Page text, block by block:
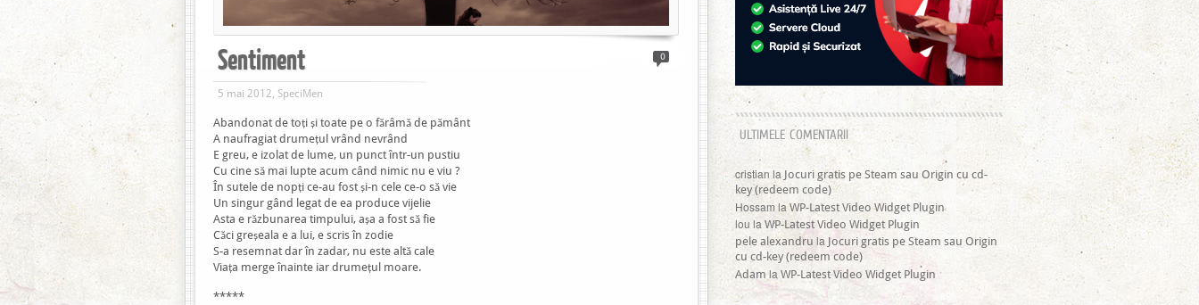
0
Sentiment
5 mai 2012, SpeciMen
Abandonat de toți și toate pe o fărâmă de pământ
A naufragiat drumețul vrând nevrând
E greu, e izolat de lume, un punct într-un pustiu
Cu cine să mai lupte acum când nimic nu e viu ?
În sutele de nopți ce-au fost și-n cele ce-o să vie
Un singur gând legat de ea produce vijelie
Asta e răzbunarea timpului, așa a fost să fie
Căci greșeala e a lui, e scris în zodie
S-a resemnat dar în zadar, nu este altă cale
Viața merge înainte iar drumețul moare.
*****
ULTIMELE COMENTARII
cristian la Jocuri gratis pe Steam sau Origin cu cd-
key (redeem code)
HossamlaWP-Latest Video Widget Plugin
lou la WP-Latest Video Widget Plugin
pele alexandru la Jocuri gratis pe Steam sau Origin
cu cd-key (redeem code)
Adam la WP-Latest Video Widget Plugin